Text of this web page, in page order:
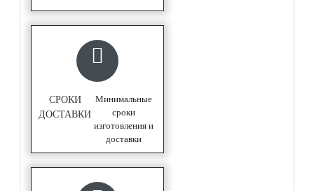
СРОКИ
ДОСТАВКИ
Минимальные
сроки
изготовления и
доставки